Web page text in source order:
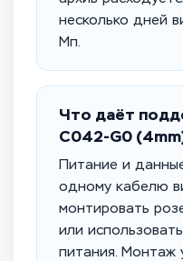
несколько дней
Мп.
Что даёт
C042-G0
Питание и
одному кабелю
монтировать
или
питания. Монтаж